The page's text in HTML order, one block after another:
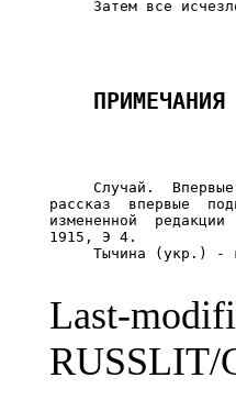
Случай.
рассказ  впервые
измененной
1915, Э 4.
Тычина (укр.) -
Last-
RUSSLIT/